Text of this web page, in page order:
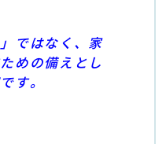
ではなく、家
めの備えとし
す。